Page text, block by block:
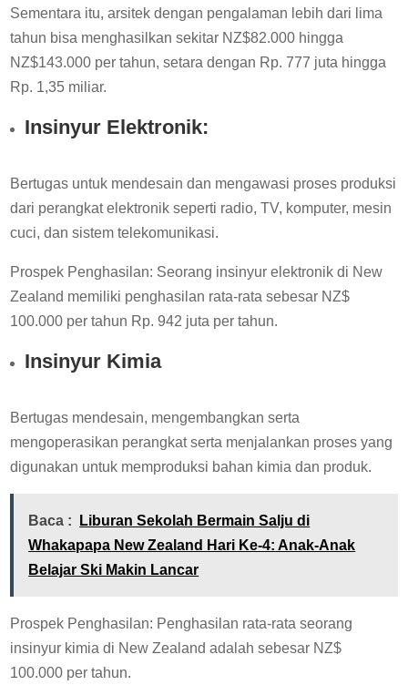
Sementara itu, arsitek dengan pengalaman lebih dari lima
tahun bisa menghasilkan sekitar NZ$82.000 hingga
NZ$143.000 per tahun, setara dengan Rp. 777 juta hingga
Rp. 1,35 miliar.
Insinyur Elektronik:
Bertugas untuk mendesain dan mengawasi proses produksi
dari perangkat elektronik seperti radio, TV, komputer, mesin
cuci, dan sistem telekomunikasi.
Prospek Penghasilan: Seorang insinyur elektronik di New
Zealand memiliki penghasilan rata-rata sebesar NZ$
100.000 per tahun Rp. 942 juta per tahun.
Insinyur Kimia
Bertugas mendesain, mengembangkan serta
mengoperasikan perangkat serta menjalankan proses yang
digunakan untuk memproduksi bahan kimia dan produk.
Baca :
Liburan Sekolah Bermain Salju di
Whakapapa New Zealand Hari Ke-4: Anak-Anak
Belajar Ski Makin Lancar
Prospek Penghasilan: Penghasilan rata-rata seorang
insinyur kimia di New Zealand adalah sebesar NZ$
100.000 per tahun.